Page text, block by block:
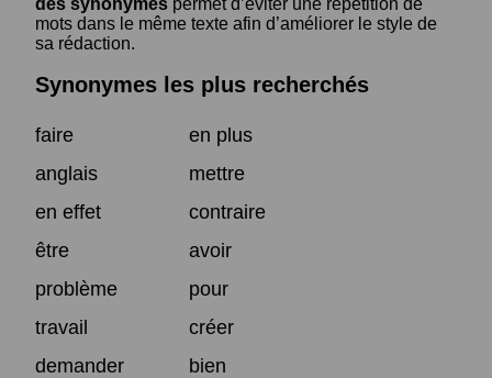
des synonymes permet d’éviter une répétition de
mots dans le même texte afin d’améliorer le style de
sa rédaction.
Synonymes les plus recherchés
faire
en plus
anglais
mettre
en effet
contraire
être
avoir
problème
pour
travail
créer
demander
bien